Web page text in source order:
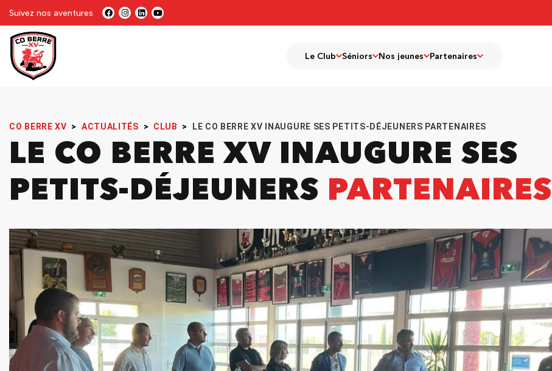
Suivez nos aventures
Le Club Séniors Nos jeunes Partenaires
CO BERRE XV > ACTUALITÉS > CLUB > LE CO BERRE XV INAUGURE SES PETITS-DÉJEUNERS PARTENAIRES
LE CO BERRE XV INAUGURE SES
PETITS-DÉJEUNERS PARTENAIRES